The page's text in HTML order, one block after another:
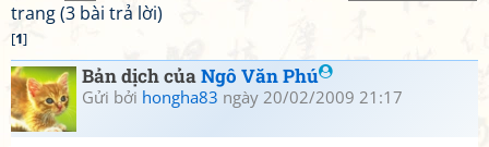
trang (3 bài trả lời)
[1]
Bản dịch củaNgô Văn Phú
Gửi bởi hongha83 ngày 20/02/2009 21:17